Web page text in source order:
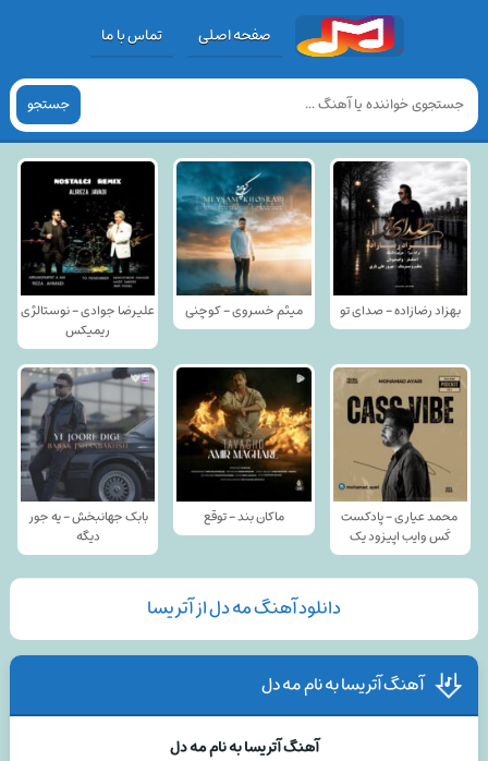
صفحه اصلی تماس با ما
جستجو
بهزاد رضازاده - صدای تو میثم خسروی - کوچنی
علیرضا جوادی - نوستالژی
ریمیکس
محمد عیاری - پادکست
کَس وایب اپیزود یک
ماکان بند - توقع
بابک جهانبخش - یه جور
دیگه
دانلود آهنگ مه دل از آتریسا
آهنگ آتریسا به نام مه دل
آهنگ آتریسا به نام مه دل